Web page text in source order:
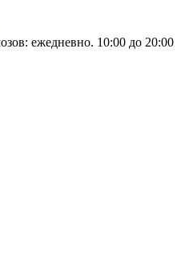
ежедневно. 10:00 до 20:00